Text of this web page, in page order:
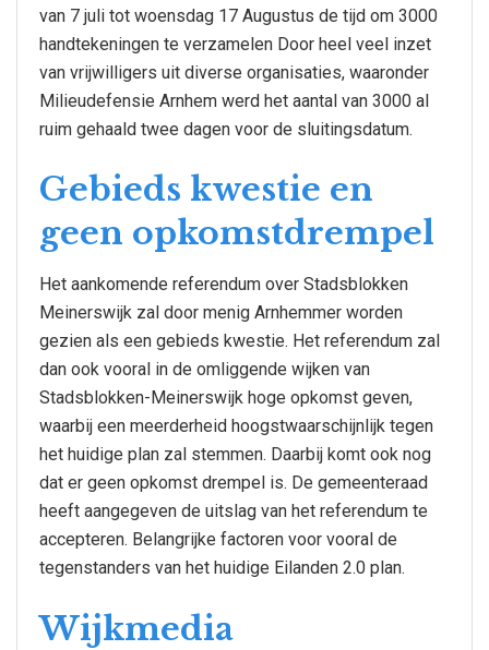
van 7 juli tot woensdag 17 Augustus de tijd om 3000
handtekeningen te verzamelen Door heel veel inzet
van vrijwilligers uit diverse organisaties, waaronder
Milieudefensie Arnhem werd het aantal van 3000 al
ruim gehaald twee dagen voor de sluitingsdatum.
Gebieds kwestie en
geen opkomstdrempel
Het aankomende referendum over Stadsblokken
Meinerswijk zal door menig Arnhemmer worden
gezien als een gebieds kwestie. Het referendum zal
dan ook vooral in de omliggende wijken van
Stadsblokken-Meinerswijk hoge opkomst geven,
waarbij een meerderheid hoogstwaarschijnlijk tegen
het huidige plan zal stemmen. Daarbij komt ook nog
dat er geen opkomst drempel is. De gemeenteraad
heeft aangegeven de uitslag van het referendum te
accepteren. Belangrijke factoren voor vooral de
tegenstanders van het huidige Eilanden 2.0 plan.
Wijkmedia